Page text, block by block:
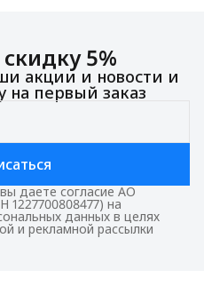
5%
акции и новости и
на первый заказ
даете согласие АО
на
данных в целях
и рекламной рассылки